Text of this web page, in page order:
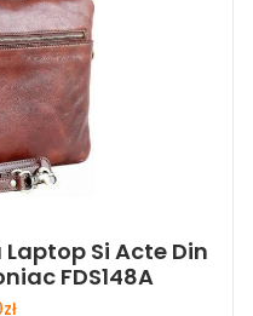
Si Acte Din
FDS148A
zł